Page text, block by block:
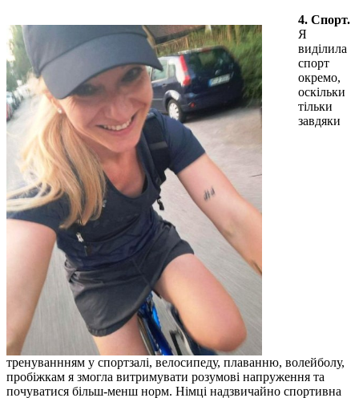
4. Спорт.
Я
виділила
спорт
окремо,
оскільки
тільки
завдяки
тренуваннням у спортзалі, велосипеду, плаванню, волейболу,
пробіжкам я змогла витримувати розумові напруження та
почуватися більш-менш норм. Німці надзвичайно спортивна